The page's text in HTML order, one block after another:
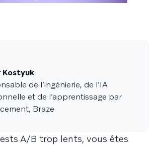
de l’ingénierie, de l’IA
et de l’apprentissage par
Braze
A/B trop lents, vous êtes